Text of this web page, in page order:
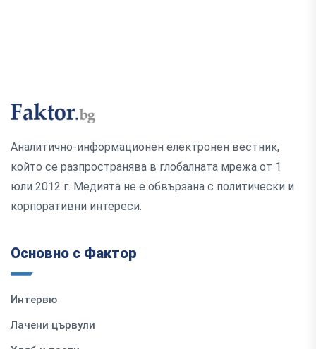
Аналитично-информационен електронен вестник,
който се разпространява в глобалната мрежа от 1
юли 2012 г. Медията не е обвързана с политически и
корпоративни интереси.
Основно с Фактор
Интервю
Лачени цървули